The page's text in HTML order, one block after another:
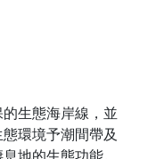
生態海岸線，並
環境予潮間帶及